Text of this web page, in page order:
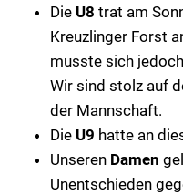
Die U8 trat am
Kreuzlinger Forst
musste sich
Wir sind stolz auf
der Mannschaft.
Die U9 hatte an
Unseren Damen
Unentschieden